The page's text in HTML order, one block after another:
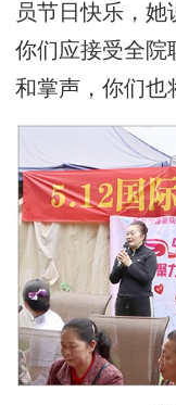
员节日快乐，她
你们应接受全院
和掌声，你们也